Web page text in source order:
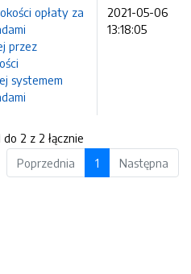
opłaty za
przez
systemem
2021-05-06
13:18:05
2 z 2 łącznie
Poprzednia
1 Następna